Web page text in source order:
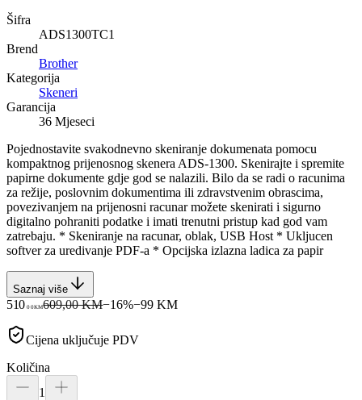
Šifra
ADS1300TC1
Brend
Brother
Kategorija
Skeneri
Garancija
36 Mjeseci
Pojednostavite svakodnevno skeniranje dokumenata pomocu
kompaktnog prijenosnog skenera ADS-1300. Skenirajte i spremite
papirne dokumente gdje god se nalazili. Bilo da se radi o racunima
za režije, poslovnim dokumentima ili zdravstvenim obrascima,
povezivanjem na prijenosni racunar možete skenirati i sigurno
digitalno pohraniti podatke i imati trenutni pristup kad god vam
zatrebaju. * Skeniranje na racunar, oblak, USB Host * Ukljucen
softver za uredivanje PDF-a * Opcijska izlazna ladica za papir
Saznaj više
510 00KM609,00 KM−16%−99 KM
Cijena uključuje PDV
Količina
1